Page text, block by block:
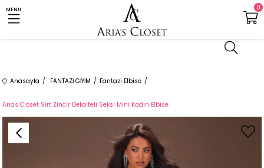
MENU 0
Anasayfa FANTAZİ GİYİM Fantazi Elbise
Arias Closet Sırt Zincir Dekolteli Seksi Mini Kadın Elbise